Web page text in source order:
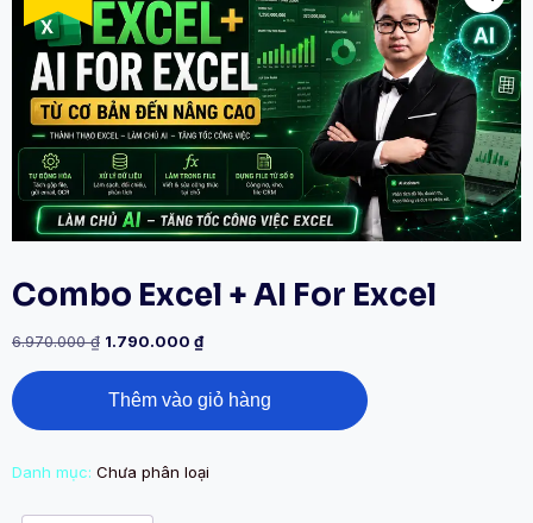
Combo Excel + AI For Excel
6.970.000₫ 1.790.000 ₫
Thêm vào giỏ hàng
Danh mục: Chưa phân loại